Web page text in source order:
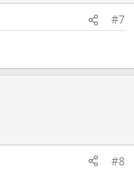
#7
#8